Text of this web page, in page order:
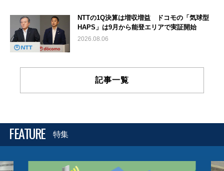
NTTの1Q決算は増収増益 ドコモの「気球型
HAPS」は9月から能登エリアで実証開始
2026.08.06
記事一覧
FEATURE 特集